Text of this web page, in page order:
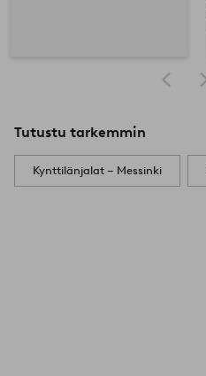
Tutustu tarkemmin
Kynttilänjalat – Messinki